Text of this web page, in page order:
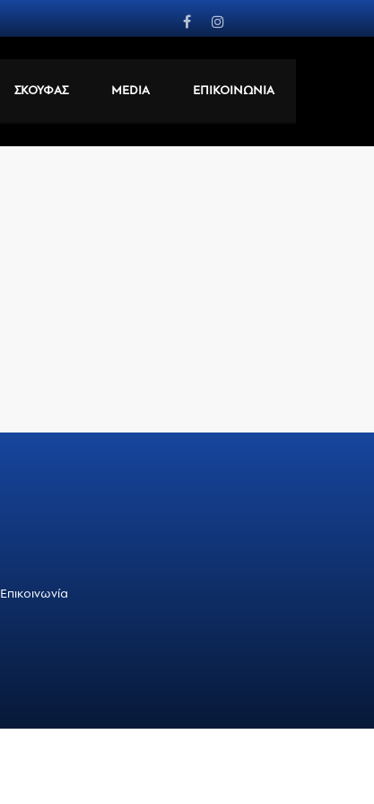
ΣΚΟΥΦΑΣ MEDIA ΕΠΙΚΟΙΝΩΝΙΑ
Επικοινωνία